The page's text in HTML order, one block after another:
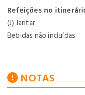
Refeições no
(J) Jantar.
Bebidas não incluídas.
NOTAS